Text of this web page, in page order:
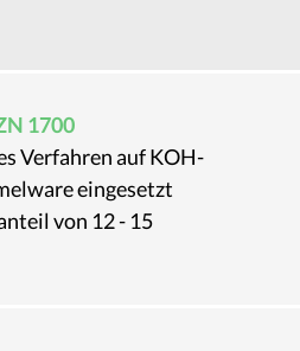
1700
Verfahren auf KOH-
eingesetzt
von 12 - 15